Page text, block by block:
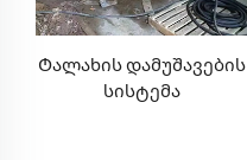
Ტალახის დამუშავების
სისტემა